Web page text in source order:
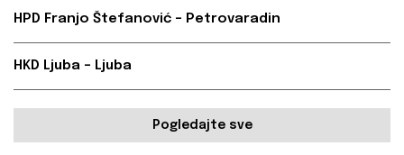
HPD Franjo Štefanović – Petrovaradin
HKD Ljuba – Ljuba
Pogledajte sve